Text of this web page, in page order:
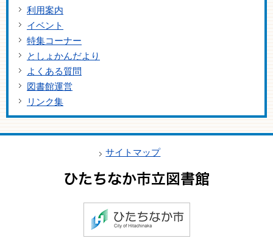
利用案内
イベント
特集コーナー
としょかんだより
よくある質問
図書館運営
リンク集
サイトマップ